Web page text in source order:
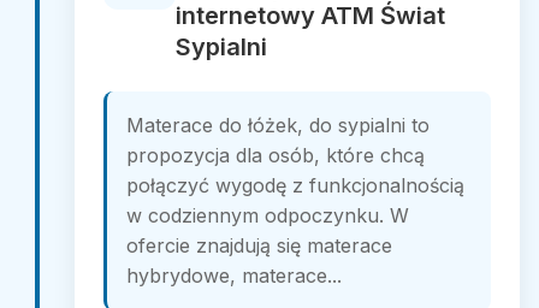
internetowy ATM Świat
Sypialni
Materace do łóżek, do sypialni to
propozycja dla osób, które chcą
połączyć wygodę z funkcjonalnością
w codziennym odpoczynku. W
ofercie znajdują się materace
hybrydowe, materace...